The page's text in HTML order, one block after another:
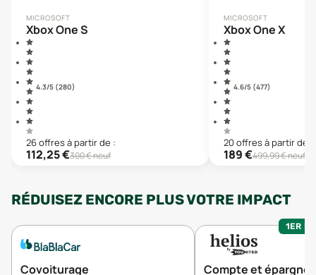
MICROSOFT
Xbox One S
4.3/5 (280)
26offresà partir de :
112,25€300€ neuf
MICROSOFT
Xbox One X
4.6/5 (477)
20 offresà partir de :
189€499,99€ neuf
RÉDUISEZ ENCORE PLUS VOTRE IMPACT
Covoiturage
1ER
Compte et épargne